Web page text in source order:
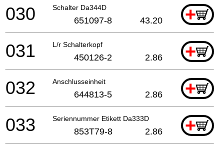
Schalter Da344D +
030 651097-8 43.20
L/r Schalterkopf +
031 450126-2 2.86
Anschlusseinheit +
032 644813-5 2.86
Seriennummer Etikett Da333D +
033 853T79-8 2.86